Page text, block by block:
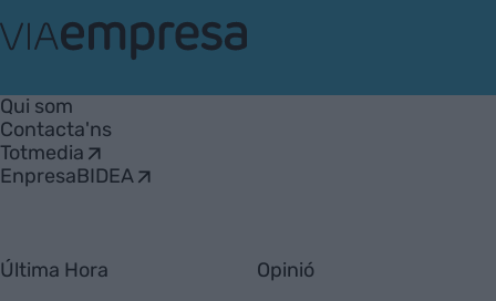
Empresa
Qui som
Contacta'ns
Totmedia
EnpresaBIDEA
Última Hora Opinió